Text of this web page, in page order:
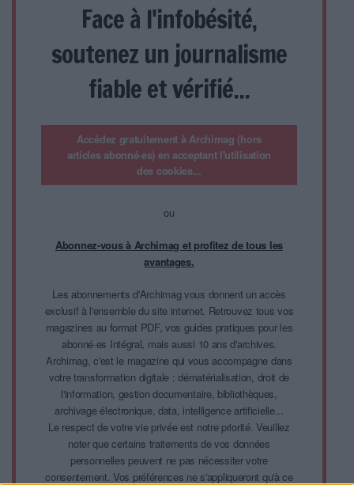
Face à l'infobésité,
soutenez un journalisme
fiable et vérifié...
Accédez gratuitement à Archimag (hors
articles abonné·es) en acceptant l'utilisation
des cookies...
ou
Abonnez-vous à Archimag et profitez de tous les
avantages.
Les abonnements d'Archimag vous donnent un accès
exclusif à l'ensemble du site internet. Retrouvez tous vos
magazines au format PDF, vos guides pratiques pour les
abonné·es Intégral, mais aussi 10 ans d'archives.
Archimag, c'est le magazine qui vous accompagne dans
votre transformation digitale : dématérialisation, droit de
l'information, gestion documentaire, bibliothèques,
archivage électronique, data, intelligence artificielle...
Le respect de votre vie privée est notre priorité. Veuillez
noter que certains traitements de vos données
personnelles peuvent ne pas nécessiter votre
consentement. Vos préférences ne s'appliqueront qu'à ce